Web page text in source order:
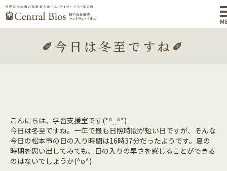
✐今日は冬至ですね✐
こんにちは、学習支援室です(*^_^*)
今日は冬至ですね。一年で最も日照時間が短い日ですが、そんな
今日の松本市の日の入り時間は16時37分だったようです。夏の
時期を思い出してみても、日の入りの早さを感じることができる
のはないでしょうか(^o^)